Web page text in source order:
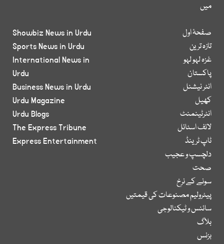
میں
صفحۂ اول
تازہ ترین
غزہ لہو لہو
پاکستان
انٹر نیشنل
کھیل
انٹرٹینمنٹ
لائف اسٹائل
ٹاپ ٹرینڈ
دلچسپ و عجیب
صحت
سونے کے نرخ
پیٹرولیم مصنوعات کی قیمتیں
سائنس و ٹیکنالوجی
بلاگ
بزنس
Showbiz News in Urdu
Sports News in Urdu
International News in
Urdu
Business News in Urdu
Urdu Magazine
Urdu Blogs
The Express Tribune
Express Entertainment